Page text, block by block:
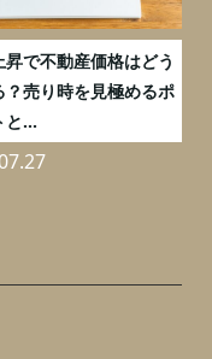
昇で不動産価格はどう
？売り時を見極めるポ
と...